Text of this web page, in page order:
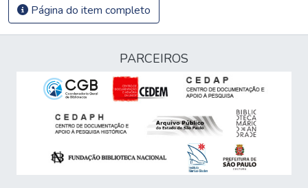
Página do item completo
PARCEIROS